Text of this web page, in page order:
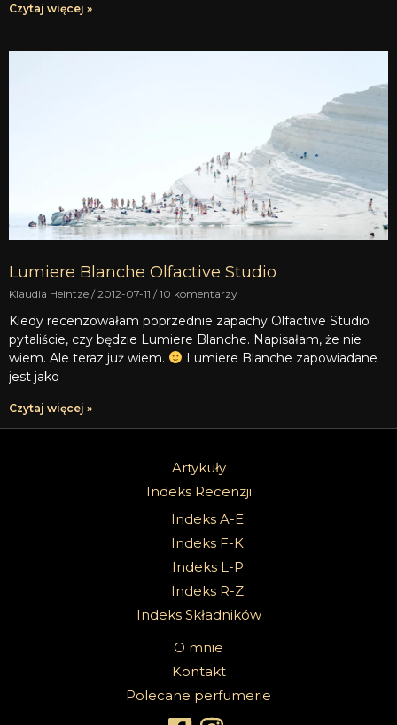
Czytaj więcej »
Lumiere Blanche Olfactive Studio
Klaudia Heintze 2012-07-11 10 komentarzy
Kiedy recenzowałam poprzednie zapachy Olfactive Studio
pytaliście, czy będzie Lumiere Blanche. Napisałam, że nie
wiem. Ale teraz już wiem.
Lumiere Blanche zapowiadane
jest jako
Czytaj więcej »
Artykuły
Indeks Recenzji
Indeks A-E
Indeks F-K
Indeks L-P
Indeks R-Z
Indeks Składników
O mnie
Kontakt
Polecane perfumerie